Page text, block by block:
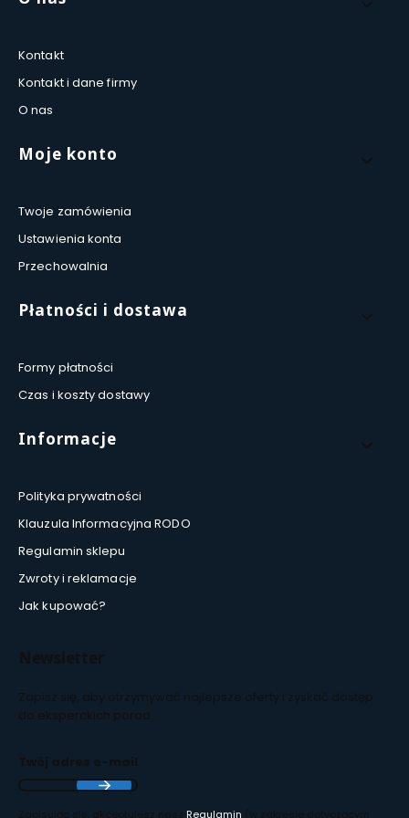
Kontakt
Kontakt i dane firmy
O nas
Moje konto
Twoje zamówienia
Ustawienia konta
Przechowalnia
Płatności i dostawa
Formy płatności
Czas i koszty dostawy
Informacje
Polityka prywatności
Klauzula Informacyjna RODO
Regulamin sklepu
Zwroty i reklamacje
Jak kupować?
Newsletter
Zapisz się, aby otrzymywać najlepsze oferty i zyskać dostęp
do eksperckich porad.
Twój adres e-mail
Zapisując się, akceptujesz nasz Regulamin (w zakresie dotyczącym